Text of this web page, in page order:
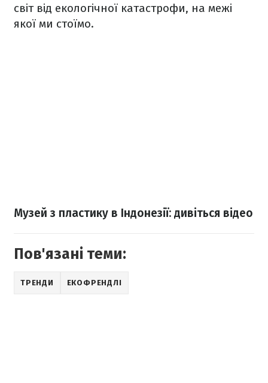
світ від екологічної катастрофи, на межі
якої ми стоїмо.
Музей з пластику в Індонезії: дивіться відео
Пов'язані теми:
ТРЕНДИ ЕКОФРЕНДЛІ